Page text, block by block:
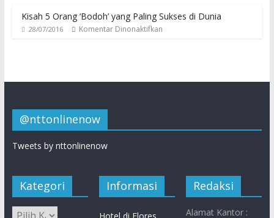
Kisah 5 Orang ‘Bodoh’ yang Paling Sukses di Dunia
28/07/2016 Komentar Dinonaktifkan
@nttonlinenow
Tweets by nttonlinenow
Kategori Informasi Redaksi
Alamat Kantor :